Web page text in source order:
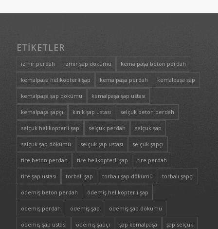
ETIKETLER
izmir perdah izmir şap dökümü kemalpaşa beton perdah
kemalpaşa helikopterli şap kemalpaşa perdah kemalpaşa şap
kemalpaşa şap dökümü kemalpaşa şap ustası
kemalpaşa şapçı kınık şap ustası selçuk beton perdah
selçuk helikopterli şap selçuk perdah selçuk şap
selçuk şap dökümü selçuk şap ustası selçuk şapçı
tire beton perdah tire helikopterli şap tire perdah
tire şap ustası torbalı şap torbalı şap dökümü torbalı şapçı
ödemiş beton perdah ödemiş helikopterli şap
ödemiş perdah ödemiş şap ödemiş şap dökümü
ödemiş şap ustası ödemiş şapçı şap kemalpaşa şap selçuk